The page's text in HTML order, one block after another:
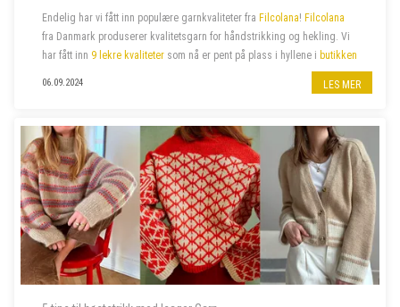
Endelig har vi fått inn populære garnkvaliteter fra Filcolana! Filcolana
fra Danmark produserer kvalitetsgarn for håndstrikking og hekling. Vi
har fått inn 9 lekre kvaliteter som nå er pent på plass i hyllene i butikken
06.09.2024 LES MER